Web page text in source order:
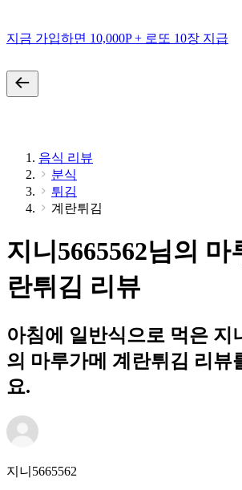
지금 가입하면 10,000P + 로또 10장 지급
음식 리뷰
분식
튀김
계란튀김
지니5665562님의 마
란튀김 리뷰
아침에 일반식으로 먹은 지
의 마루가메 계란튀김 리뷰
요.
지니5665562